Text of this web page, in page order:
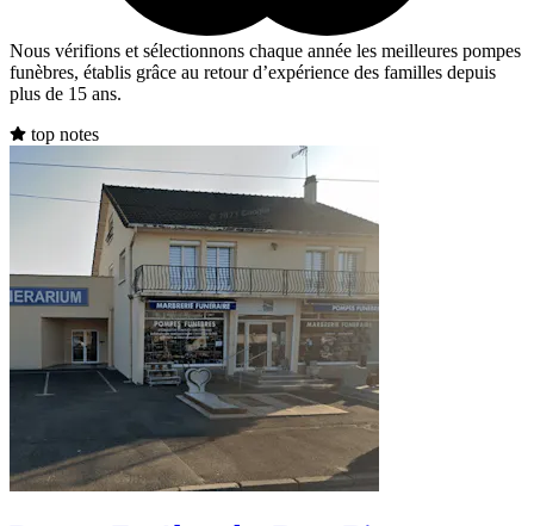
Nous vérifions et sélectionnons chaque année les meilleures pompes
funèbres, établis grâce au retour d’expérience des familles depuis
plus de 15 ans.
top notes